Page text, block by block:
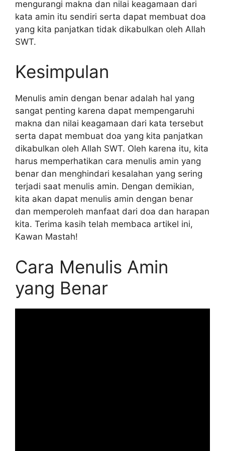
mengurangi makna dan nilai keagamaan dari
kata amin itu sendiri serta dapat membuat doa
yang kita panjatkan tidak dikabulkan oleh Allah
SWT.
Kesimpulan
Menulis amin dengan benar adalah hal yang
sangat penting karena dapat mempengaruhi
makna dan nilai keagamaan dari kata tersebut
serta dapat membuat doa yang kita panjatkan
dikabulkan oleh Allah SWT. Oleh karena itu, kita
harus memperhatikan cara menulis amin yang
benar dan menghindari kesalahan yang sering
terjadi saat menulis amin. Dengan demikian,
kita akan dapat menulis amin dengan benar
dan memperoleh manfaat dari doa dan harapan
kita. Terima kasih telah membaca artikel ini,
Kawan Mastah!
Cara Menulis Amin
yang Benar